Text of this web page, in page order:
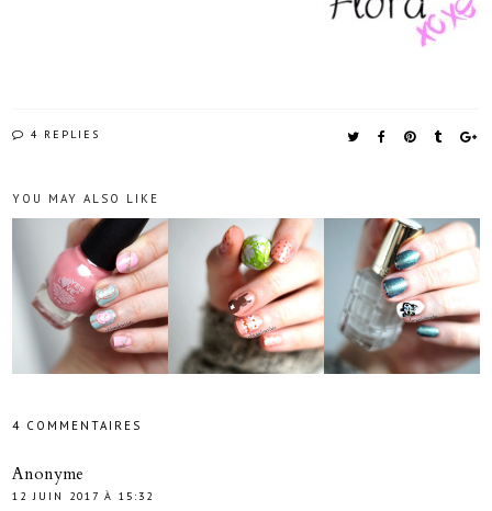
4 REPLIES
YOU MAY ALSO LIKE
4 COMMENTAIRES
Anonyme
12 JUIN 2017 À 15:32